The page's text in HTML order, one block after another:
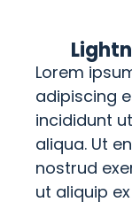
Lorem
adipiscing
incididunt
aliqua. Ut
nostrud
ut aliquip